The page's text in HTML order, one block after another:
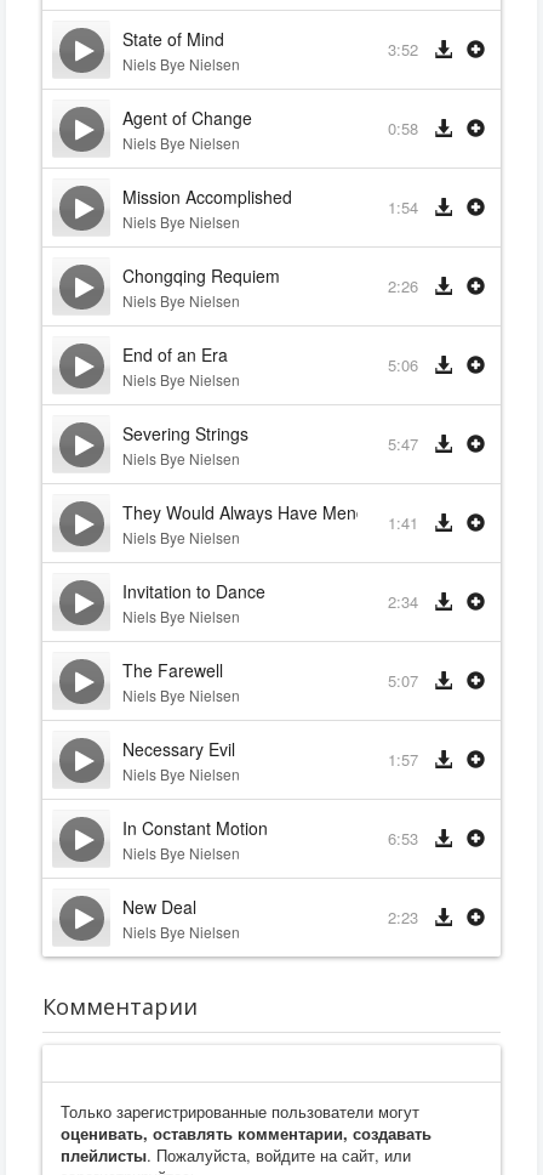
State of Mind
Niels Bye Nielsen
3:52
Agent of Change
Niels Bye Nielsen
0:58
Mission Accomplished
Niels Bye Nielsen
1:54
Chongqing Requiem
Niels Bye Nielsen
2:26
End of an Era
Niels Bye Nielsen
5:06
Severing Strings
Niels Bye Nielsen
5:47
They Would Always Have Mendoza
Niels Bye Nielsen
1:41
Invitation to Dance
Niels Bye Nielsen
2:34
The Farewell
Niels Bye Nielsen
5:07
Necessary Evil
Niels Bye Nielsen
1:57
In Constant Motion
Niels Bye Nielsen
6:53
New Deal
Niels Bye Nielsen
2:23
Комментарии
Только зарегистрированные пользователи могут
оценивать, оставлять комментарии, создавать
плейлисты. Пожалуйста, войдите на сайт, или